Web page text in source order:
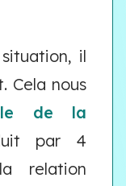
il
Cela nous
de la
par 4
relation